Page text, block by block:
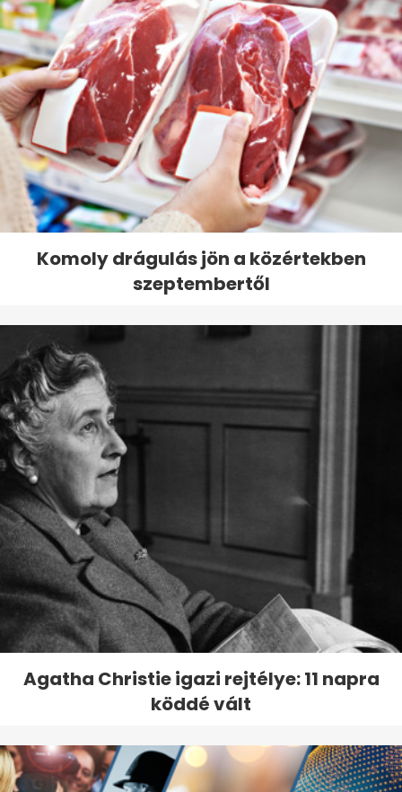
Komoly drágulás jön a közértekben
szeptembertől
Agatha Christie igazi rejtélye: 11 napra
köddé vált